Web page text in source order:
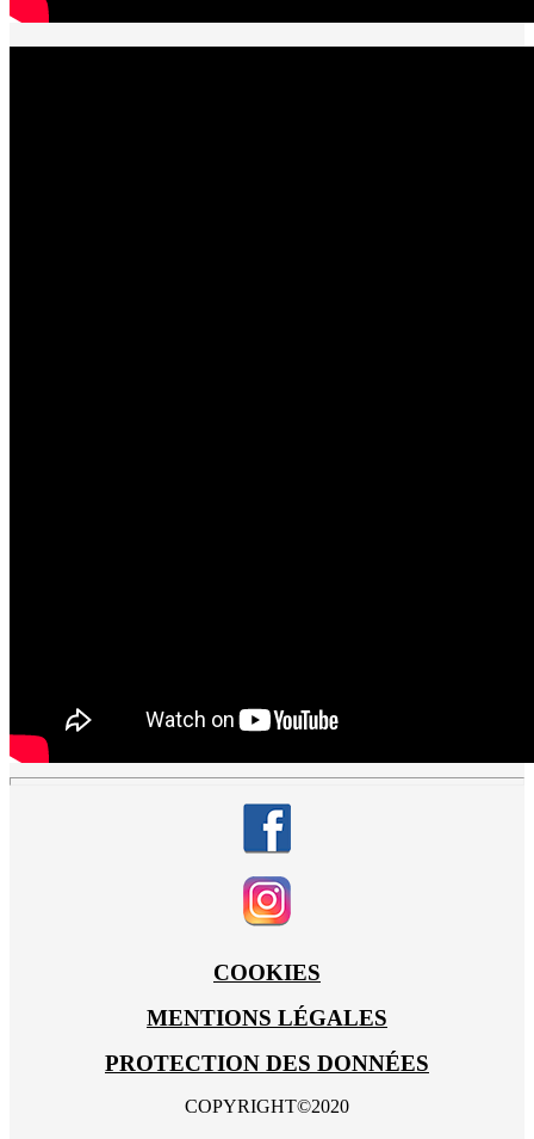
COOKIES
MENTIONS LÉGALES
PROTECTION DES DONNÉES
COPYRIGHT©2020